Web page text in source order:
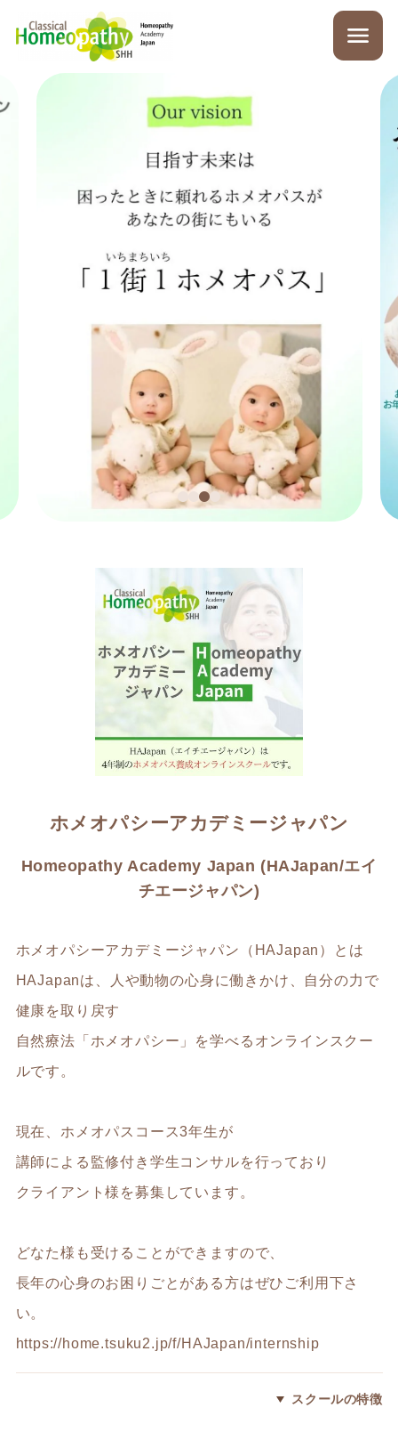
ホメオパシーアカデミージャパン
Homeopathy Academy Japan (HAJapan/エイ
チエージャパン)
ホメオパシーアカデミージャパン（HAJapan）とは
HAJapanは、人や動物の心身に働きかけ、自分の力で
健康を取り戻す
自然療法「ホメオパシー」を学べるオンラインスクー
ルです。
現在、ホメオパスコース3年生が
講師による監修付き学生コンサルを行っており
クライアント様を募集しています。
どなた様も受けることができますので、
長年の心身のお困りごとがある方はぜひご利用下さ
い。
https://home.tsuku2.jp/f/HAJapan/internship
スクールの特徴